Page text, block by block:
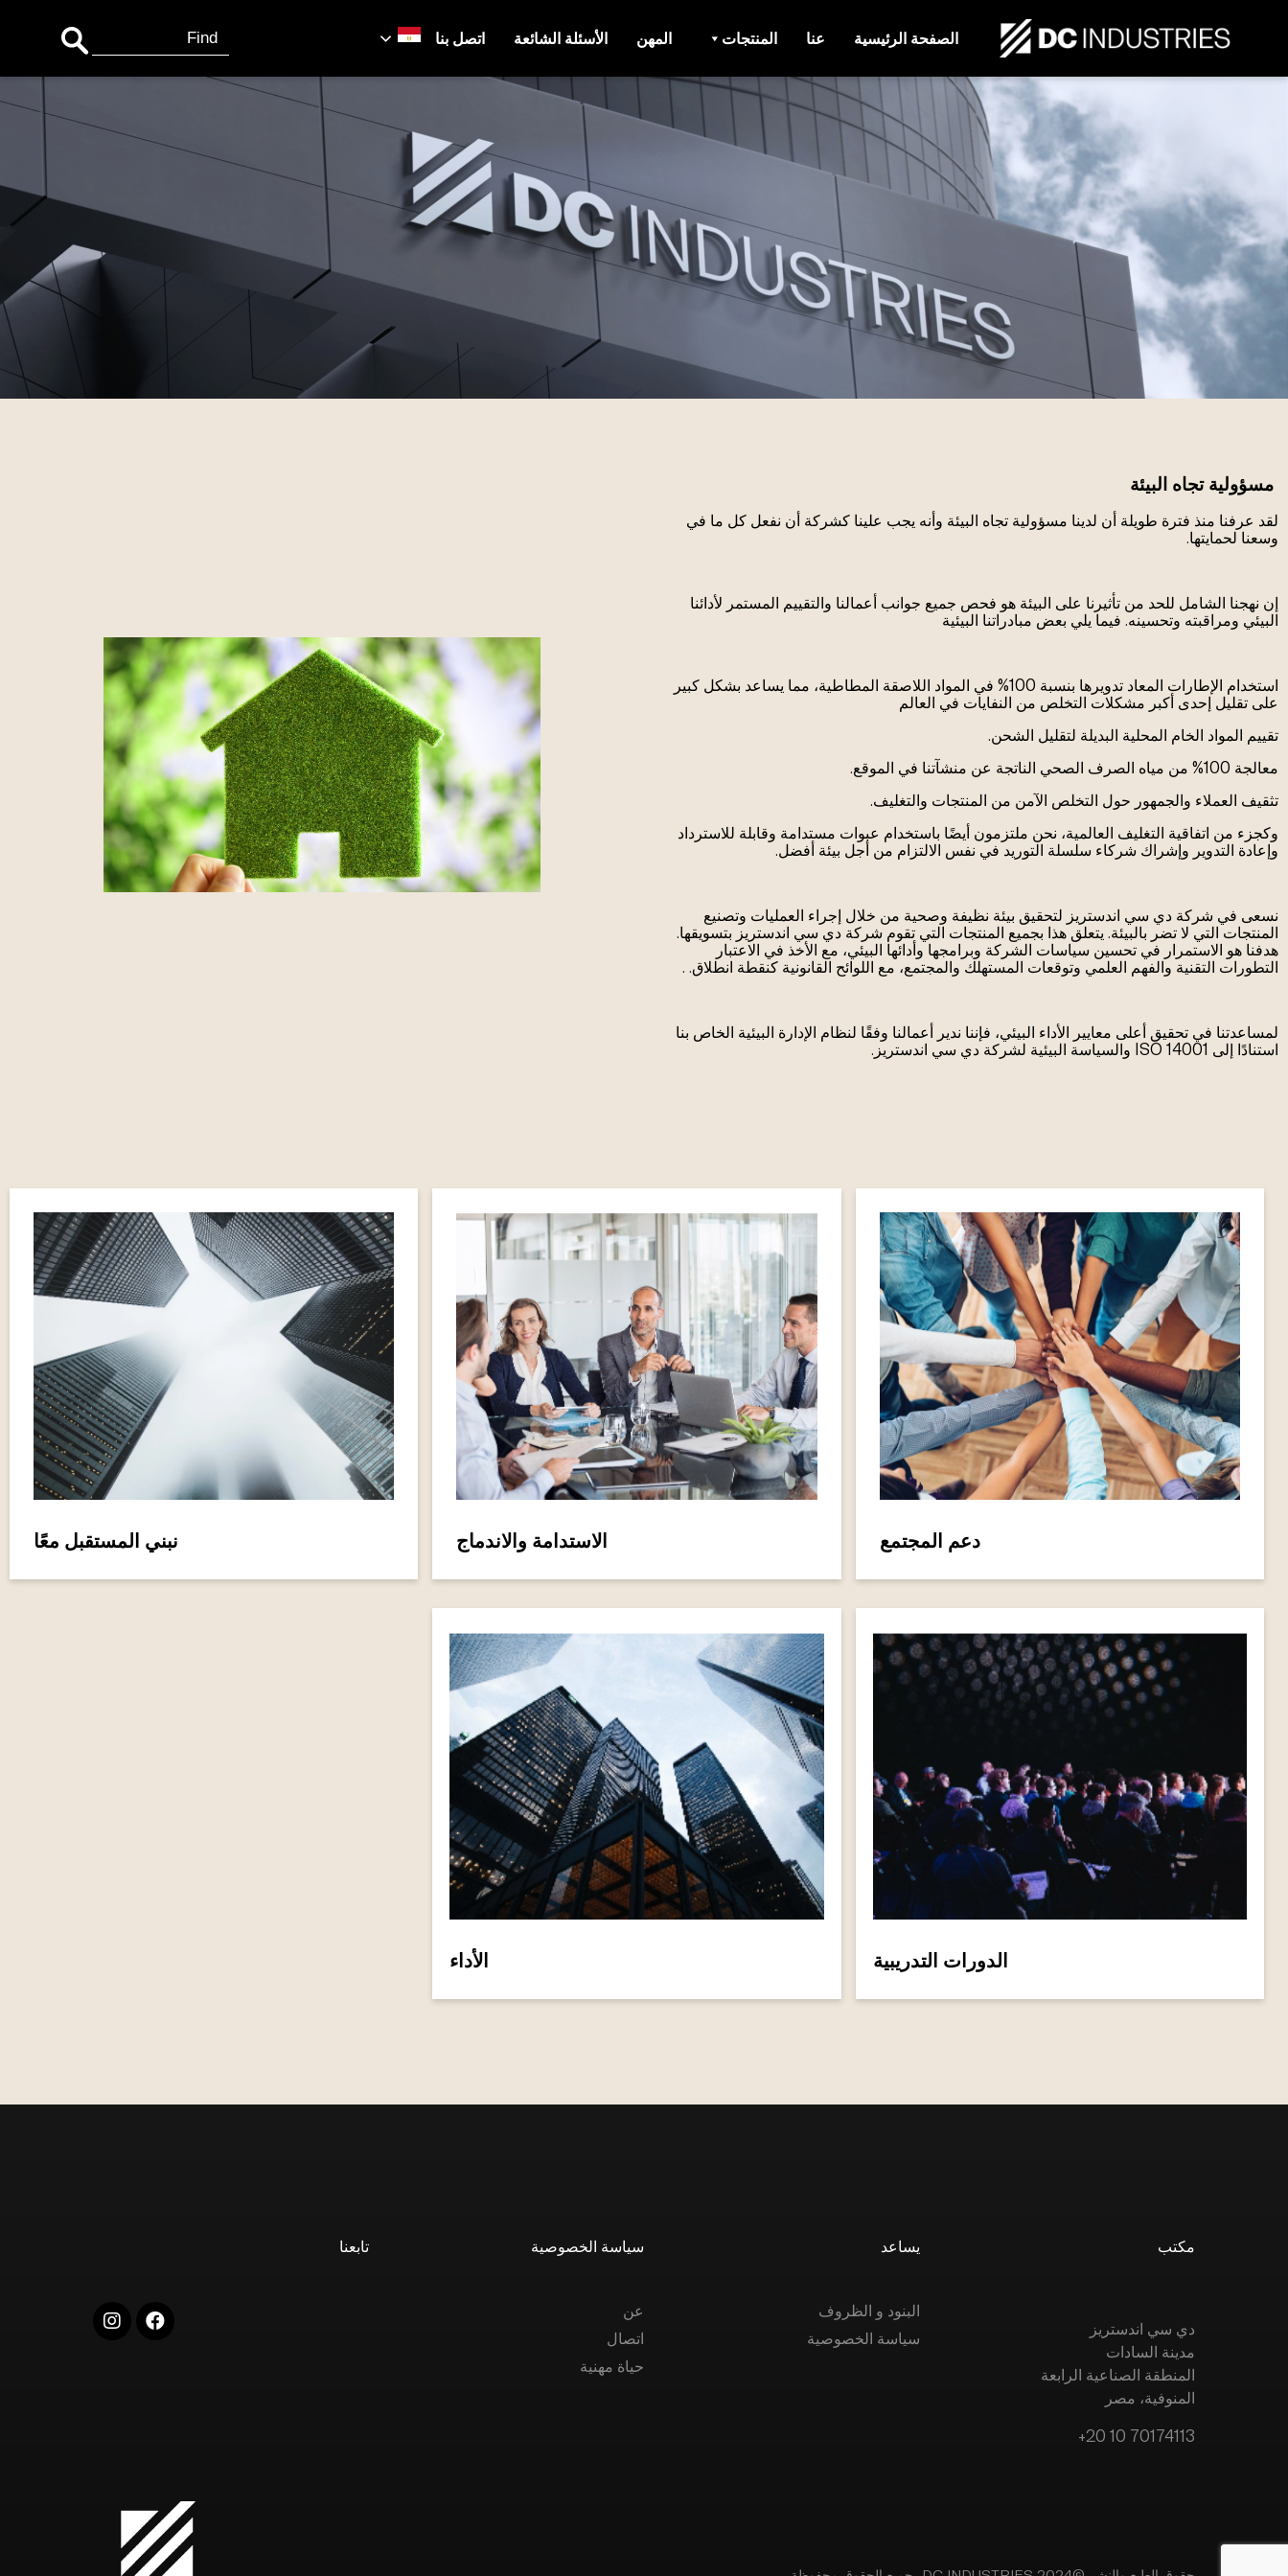
الصفحة الرئيسية عنا المنتجات المهن الأسئلة الشائعة اتصل بنا
Search
for:
مسؤولية تجاه البيئة
لقد عرفنا منذ فترة طويلة أن لدينا مسؤولية تجاه البيئة وأنه يجب علينا كشركة أن نفعل كل ما في
وسعنا لحمايتها.
إن نهجنا الشامل للحد من تأثيرنا على البيئة هو فحص جميع جوانب أعمالنا والتقييم المستمر لأدائنا
البيئي ومراقبته وتحسينه. فيما يلي بعض مبادراتنا البيئية
استخدام الإطارات المعاد تدويرها بنسبة 100% في المواد اللاصقة المطاطية، مما يساعد بشكل كبير
على تقليل إحدى أكبر مشكلات التخلص من النفايات في العالم
تقييم المواد الخام المحلية البديلة لتقليل الشحن.
معالجة 100% من مياه الصرف الصحي الناتجة عن منشآتنا في الموقع.
تثقيف العملاء والجمهور حول التخلص الآمن من المنتجات والتغليف.
وكجزء من اتفاقية التغليف العالمية، نحن ملتزمون أيضًا باستخدام عبوات مستدامة وقابلة للاسترداد
وإعادة التدوير وإشراك شركاء سلسلة التوريد في نفس الالتزام من أجل بيئة أفضل.
نسعى في شركة دي سي اندستريز لتحقيق بيئة نظيفة وصحية من خلال إجراء العمليات وتصنيع
المنتجات التي لا تضر بالبيئة. يتعلق هذا بجميع المنتجات التي تقوم شركة دي سي اندستريز بتسويقها.
هدفنا هو الاستمرار في تحسين سياسات الشركة وبرامجها وأدائها البيئي، مع الأخذ في الاعتبار
التطورات التقنية والفهم العلمي وتوقعات المستهلك والمجتمع، مع اللوائح القانونية كنقطة انطلاق. .
لمساعدتنا في تحقيق أعلى معايير الأداء البيئي، فإننا ندير أعمالنا وفقًا لنظام الإدارة البيئية الخاص بنا
استنادًا إلى ISO 14001 والسياسة البيئية لشركة دي سي اندستريز.
دعم المجتمع الاستدامة والاندماج نبني المستقبل معًا
الدورات التدريبية الأداء
مكتب
دي سي اندستريز
مدينة السادات
المنطقة الصناعية الرابعة
المنوفية، مصر
+20 10 70174113
يساعد
البنود و الظروف
سياسة الخصوصية
سياسة الخصوصية
عن
اتصال
حياة مهنية
تابعنا